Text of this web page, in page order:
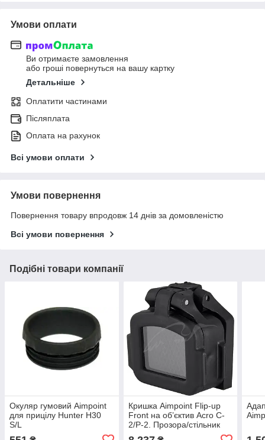
Умови оплати
Ви отримаєте замовлення
або гроші повернуться на вашу картку
Детальніше
Оплатити частинами
Післяплата
Оплата на рахунок
Всі умови оплати
Умови повернення
Повернення товару впродовж 14 днів за домовленістю
Всі умови повернення
Подібні товари компанії
Окуляр гумовий Aimpoint
для прицілу Hunter H30
S/L
Кришка Aimpoint Flip-up
Front на об’єктив Acro C-
2/P-2. Прозора/cтільник